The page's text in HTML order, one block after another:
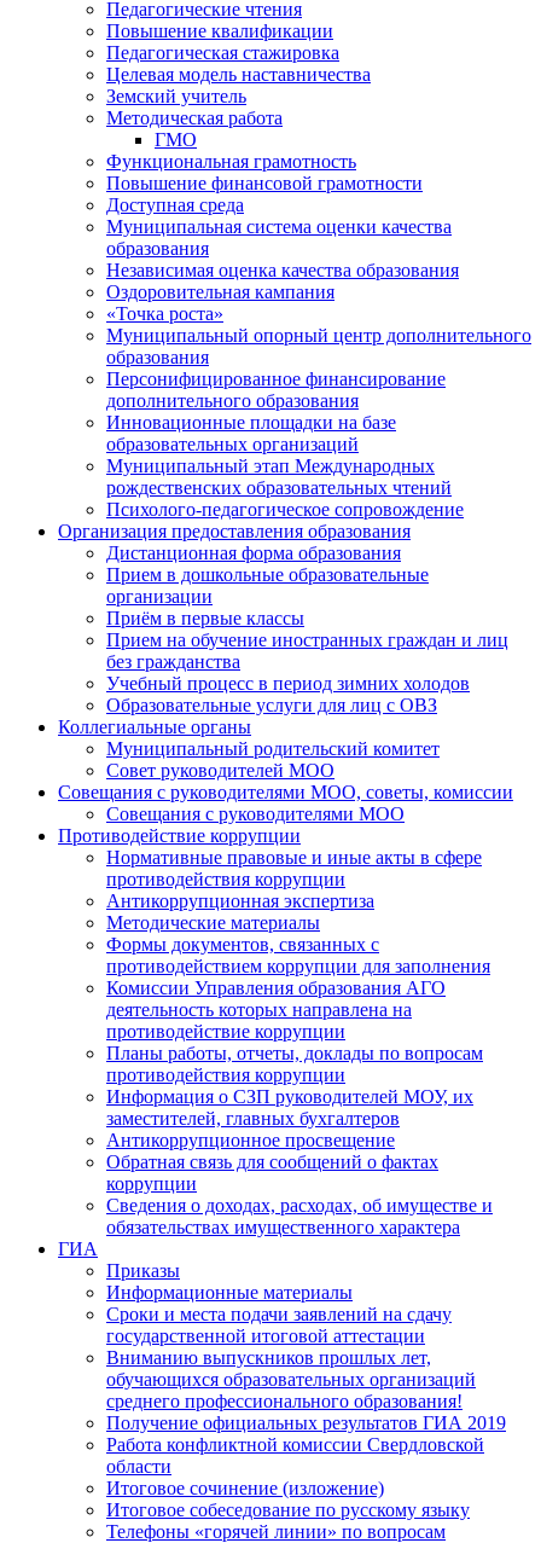
Педагогические чтения
Повышение квалификации
Педагогическая стажировка
Целевая модель наставничества
Земский учитель
Методическая работа
ГМО
Функциональная грамотность
Повышение финансовой грамотности
Доступная среда
Муниципальная система оценки качества
образования
Независимая оценка качества образования
Оздоровительная кампания
«Точка роста»
Муниципальный опорный центр дополнительного
образования
Персонифицированное финансирование
дополнительного образования
Инновационные площадки на базе
образовательных организаций
Муниципальный этап Международных
рождественских образовательных чтений
Психолого-педагогическое сопровождение
Организация предоставления образования
Дистанционная форма образования
Прием в дошкольные образовательные
организации
Приём в первые классы
Прием на обучение иностранных граждан и лиц
без гражданства
Учебный процесс в период зимних холодов
Образовательные услуги для лиц с ОВЗ
Коллегиальные органы
Муниципальный родительский комитет
Совет руководителей МОО
Совещания с руководителями МОО, советы, комиссии
Совещания с руководителями МОО
Противодействие коррупции
Нормативные правовые и иные акты в сфере
противодействия коррупции
Антикоррупционная экспертиза
Методические материалы
Формы документов, связанных с
противодействием коррупции для заполнения
Комиссии Управления образования АГО
деятельность которых направлена на
противодействие коррупции
Планы работы, отчеты, доклады по вопросам
противодействия коррупции
Информация о СЗП руководителей МОУ, их
заместителей, главных бухгалтеров
Антикоррупционное просвещение
Обратная связь для сообщений о фактах
коррупции
Сведения о доходах, расходах, об имуществе и
обязательствах имущественного характера
ГИА
Приказы
Информационные материалы
Сроки и места подачи заявлений на сдачу
государственной итоговой аттестации
Вниманию выпускников прошлых лет,
обучающихся образовательных организаций
среднего профессионального образования!
Получение официальных результатов ГИА 2019
Работа конфликтной комиссии Свердловской
области
Итоговое сочинение (изложение)
Итоговое собеседование по русскому языку
Телефоны «горячей линии» по вопросам